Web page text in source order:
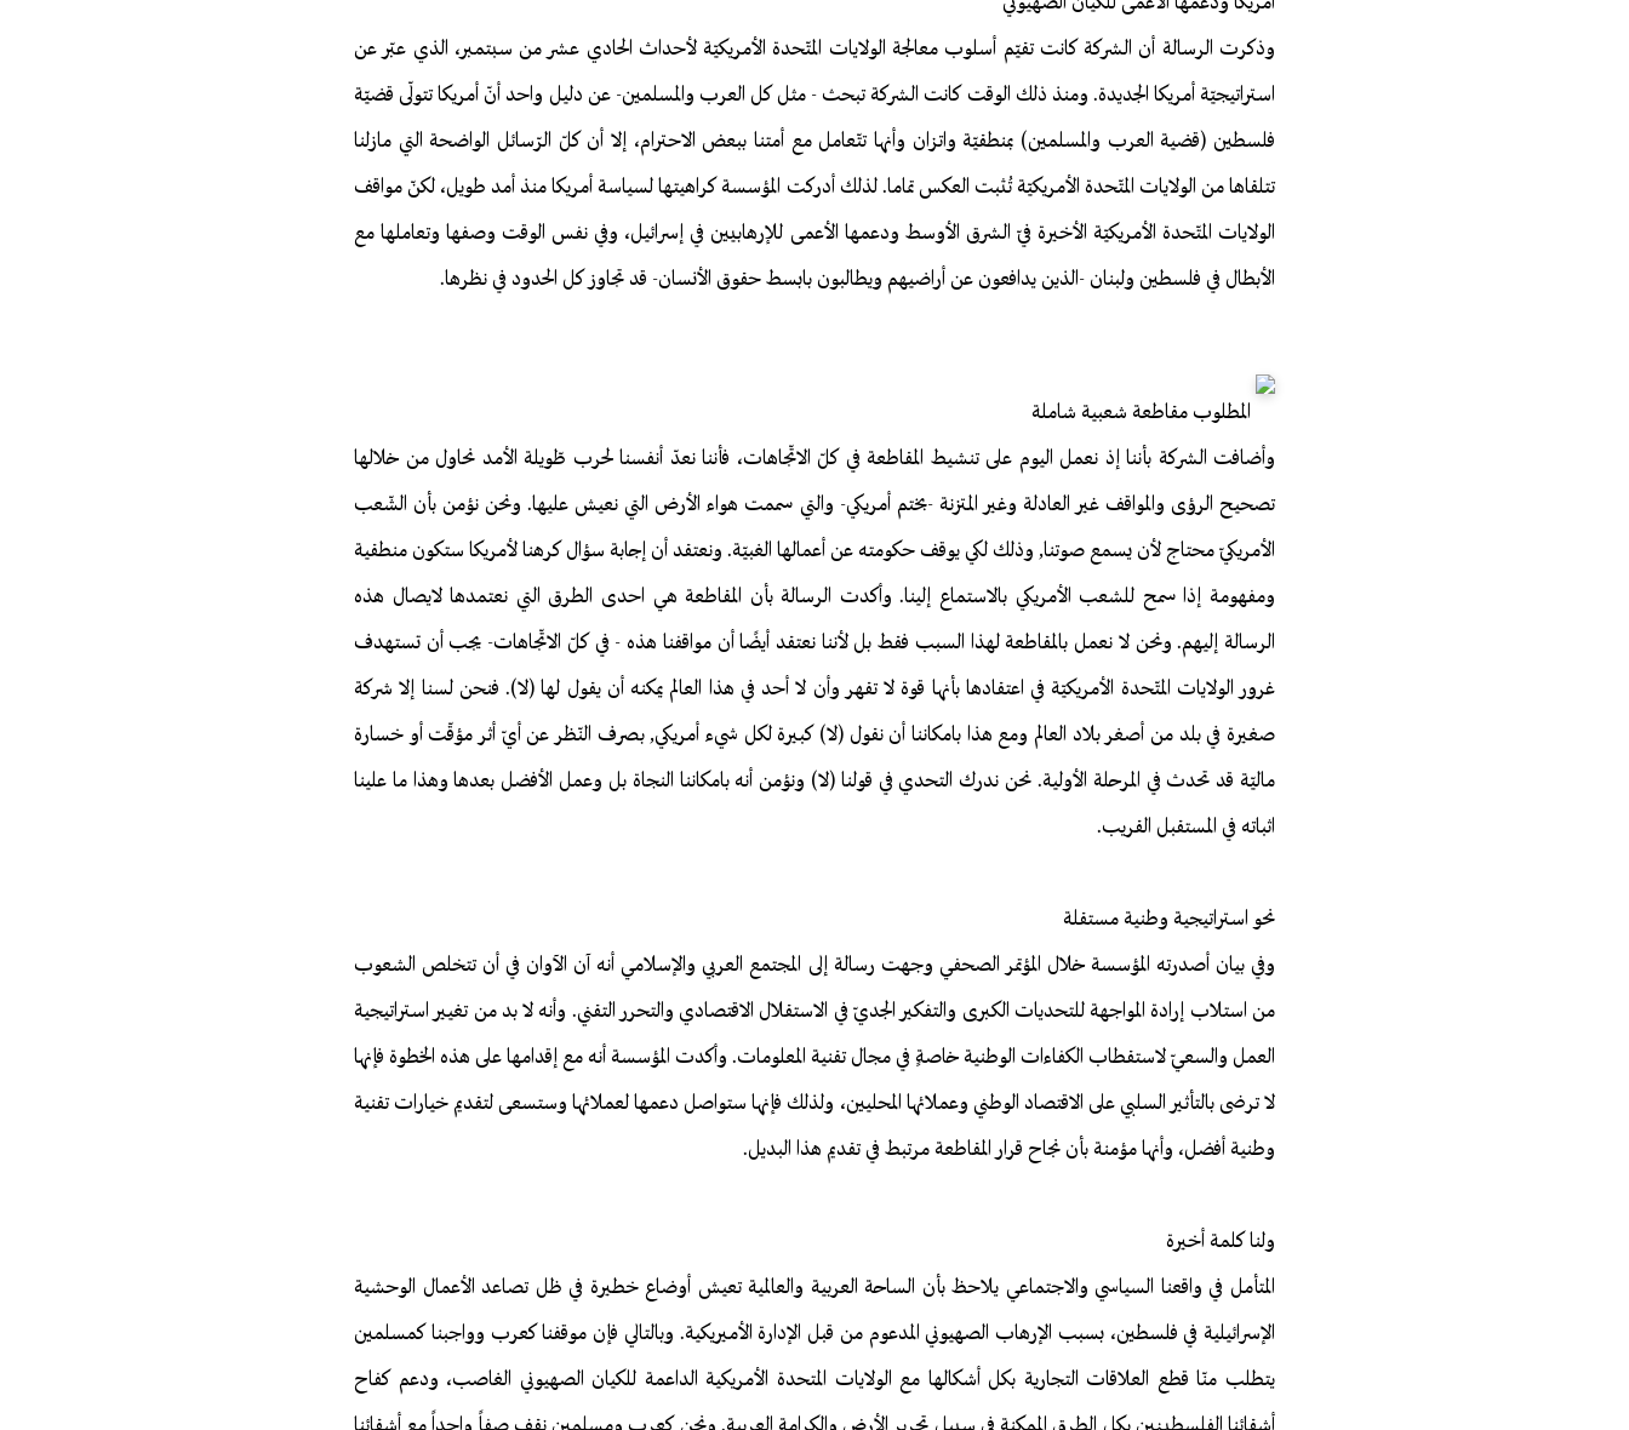
وذكرت الرسالة أن الشركة كانت تقيّم أسلوب معالجة الولايات المتّحدة الأمريكيّة لأحداث الحادي عشر من سبتمبر، الذي عبّر عن
استراتيجيّة أمريكا الجديدة. ومنذ ذلك الوقت كانت الشركة تبحث - مثل كل العرب والمسلمين- عن دليل واحد أنّ أمريكا تتولّى قضيّة
فلسطين (قضية العرب والمسلمين) بمنطقيّة واتزان وأنها تتّعامل مع أمتنا ببعض الاحترام، إلا أن كلّ الرّسائل الواضحة التي مازلنا
تتلقاها من الولايات المتّحدة الأمريكيّة تُثبت العكس تماما. لذلك أدركت المؤسسة كراهيتها لسياسة أمريكا منذ أمد طويل، لكنّ مواقف
الولايات المتّحدة الأمريكيّة الأخيرة فيّ الشرق الأوسط ودعمها الأعمى للإرهابيين في إسرائيل، وفي نفس الوقت وصفها وتعاملها مع
الأبطال في فلسطين ولبنان -الذين يدافعون عن أراضيهم ويطالبون بابسط حقوق الأنسان- قد تجاوز كل الحدود في نظرها.
المطلوب مقاطعة شعبية شاملة
وأضافت الشركة بأننا إذ نعمل اليوم على تنشيط المقاطعة في كلّ الاتّجاهات، فأننا نعدّ أنفسنا لحرب طّويلة الأمد نحاول من خلالها
تصحيح الرؤى والمواقف غير العادلة وغير المتزنة -بختم أمريكي- والتي سممت هواء الأرض التي نعيش عليها. ونحن نؤمن بأن الشّعب
الأمريكيّ محتاج لأن يسمع صوتنا, وذلك لكي يوقف حكومته عن أعمالها الغبيّة. ونعتقد أن إجابة سؤال كرهنا لأمريكا ستكون منطقية
ومفهومة إذا سمح للشعب الأمريكي بالاستماع إلينا. وأكدت الرسالة بأن المقاطعة هي احدى الطرق التي نعتمدها لايصال هذه
الرسالة إليهم. ونحن لا نعمل بالمقاطعة لهذا السبب فقط بل لأننا نعتقد أيضًا أن مواقفنا هذه - في كلّ الاتّجاهات- يجب أن تستهدف
غرور الولايات المتّحدة الأمريكيّة في اعتقادها بأنها قوة لا تقهر وأن لا أحد في هذا العالم يمكنه أن يقول لها (لا). فنحن لسنا إلا شركة
صغيرة في بلد من أصغر بلاد العالم ومع هذا بامكاننا أن نقول (لا) كبيرة لكل شيء أمريكي, بصرف النّظر عن أيّ أثر مؤقّت أو خسارة
ماليّة قد تحدث في المرحلة الأولية. نحن ندرك التحدي في قولنا (لا) ونؤمن أنه بامكاننا النجاة بل وعمل الأفضل بعدها وهذا ما علينا
اثباته في المستقبل القريب.
نحو استراتيجية وطنية مستقلة
وفي بيان أصدرته المؤسسة خلال المؤتمر الصحفي وجهت رسالة إلى المجتمع العربي والإسلامي أنه آن الآوان في أن تتخلص الشعوب
من استلاب إرادة المواجهة للتحديات الكبرى والتفكير الجديّ في الاستقلال الاقتصادي والتحرر التقني. وأنه لا بد من تغيير استراتيجية
العمل والسعيّ لاستقطاب الكفاءات الوطنية خاصةٍ في مجال تقنية المعلومات. وأكدت المؤسسة أنه مع إقدامها على هذه الخطوة فإنها
لا ترضى بالتأثير السلبي على الاقتصاد الوطني وعملائها المحليين، ولذلك فإنها ستواصل دعمها لعملائها وستسعى لتقديم خيارات تقنية
وطنية أفضل، وأنها مؤمنة بأن نجاح قرار المقاطعة مرتبط في تقديم هذا البديل.
ولنا كلمة أخيرة
المتأمل في واقعنا السياسي والاجتماعي يلاحظ بأن الساحة العربية والعالمية تعيش أوضاع خطيرة في ظل تصاعد الأعمال الوحشية
الإسرائيلية في فلسطين، بسبب الإرهاب الصهيوني المدعوم من قبل الإدارة الأميريكية. وبالتالي فإن موقفنا كعرب وواجبنا كمسلمين
يتطلب منّا قطع العلاقات التجارية بكل أشكالها مع الولايات المتحدة الأمريكية الداعمة للكيان الصهيوني الغاصب، ودعم كفاح